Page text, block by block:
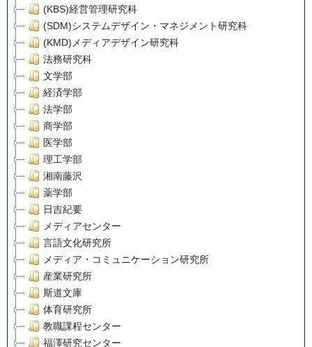
(KBS)経営管理研究科
(SDM)システムデザイン・マネジメント研究科
(KMD)メディアデザイン研究科
法務研究科
文学部
経済学部
法学部
商学部
医学部
理工学部
湘南藤沢
薬学部
日吉紀要
メディアセンター
言語文化研究所
メディア・コミュニケーション研究所
産業研究所
斯道文庫
体育研究所
教職課程センター
福澤研究センター